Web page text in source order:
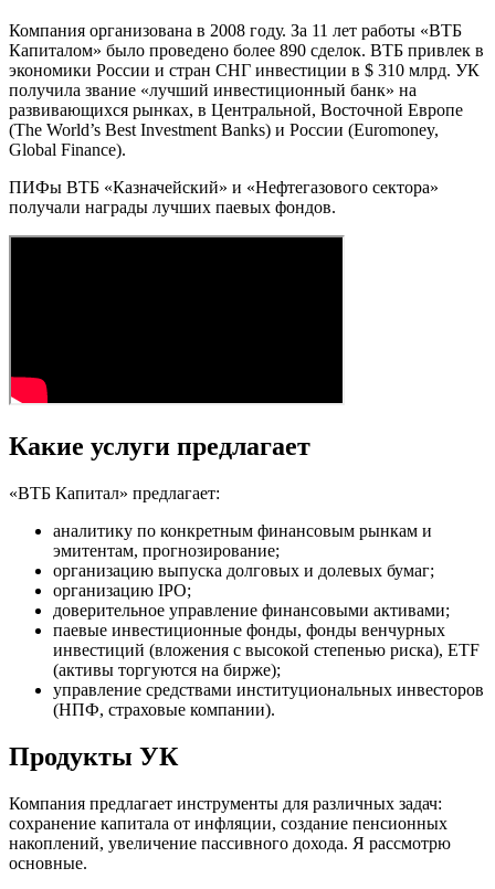
Компания организована в 2008 году. За 11 лет работы «ВТБ
Капиталом» было проведено более 890 сделок. ВТБ привлек в
экономики России и стран СНГ инвестиции в $ 310 млрд. УК
получила звание «лучший инвестиционный банк» на
развивающихся рынках, в Центральной, Восточной Европе
(The World’s Best Investment Banks) и России (Euromoney,
Global Finance).
ПИФы ВТБ «Казначейский» и «Нефтегазового сектора»
получали награды лучших паевых фондов.
Какие услуги предлагает
«ВТБ Капитал» предлагает:
аналитику по конкретным финансовым рынкам и
эмитентам, прогнозирование;
организацию выпуска долговых и долевых бумаг;
организацию IPO;
доверительное управление финансовыми активами;
паевые инвестиционные фонды, фонды венчурных
инвестиций (вложения с высокой степенью риска), ETF
(активы торгуются на бирже);
управление средствами институциональных инвесторов
(НПФ, страховые компании).
Продукты УК
Компания предлагает инструменты для различных задач:
сохранение капитала от инфляции, создание пенсионных
накоплений, увеличение пассивного дохода. Я рассмотрю
основные.